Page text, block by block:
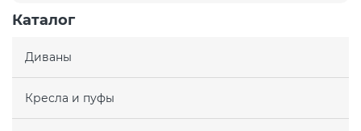
Каталог
Диваны
Кресла и пуфы